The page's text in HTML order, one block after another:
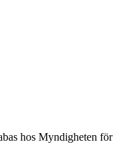
hos Myndigheten för